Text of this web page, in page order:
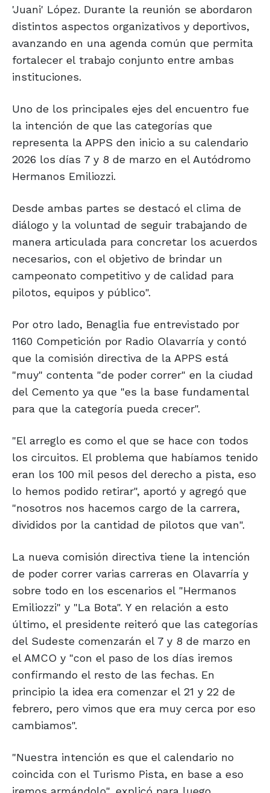
'Juani' López. Durante la reunión se abordaron
distintos aspectos organizativos y deportivos,
avanzando en una agenda común que permita
fortalecer el trabajo conjunto entre ambas
instituciones.
Uno de los principales ejes del encuentro fue
la intención de que las categorías que
representa la APPS den inicio a su calendario
2026 los días 7 y 8 de marzo en el Autódromo
Hermanos Emiliozzi.
Desde ambas partes se destacó el clima de
diálogo y la voluntad de seguir trabajando de
manera articulada para concretar los acuerdos
necesarios, con el objetivo de brindar un
campeonato competitivo y de calidad para
pilotos, equipos y público".
Por otro lado, Benaglia fue entrevistado por
1160 Competición por Radio Olavarría y contó
que la comisión directiva de la APPS está
"muy" contenta "de poder correr" en la ciudad
del Cemento ya que "es la base fundamental
para que la categoría pueda crecer".
"El arreglo es como el que se hace con todos
los circuitos. El problema que habíamos tenido
eran los 100 mil pesos del derecho a pista, eso
lo hemos podido retirar", aportó y agregó que
"nosotros nos hacemos cargo de la carrera,
divididos por la cantidad de pilotos que van".
La nueva comisión directiva tiene la intención
de poder correr varias carreras en Olavarría y
sobre todo en los escenarios el "Hermanos
Emiliozzi" y "La Bota". Y en relación a esto
último, el presidente reiteró que las categorías
del Sudeste comenzarán el 7 y 8 de marzo en
el AMCO y "con el paso de los días iremos
confirmando el resto de las fechas. En
principio la idea era comenzar el 21 y 22 de
febrero, pero vimos que era muy cerca por eso
cambiamos".
"Nuestra intención es que el calendario no
coincida con el Turismo Pista, en base a eso